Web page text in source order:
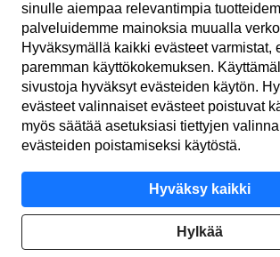
FI
Käyttö­ehdot
Yksityisyys­käytäntö
Evästeet
Saavutettavuus
sinulle aiempaa relevantimpia
palveluidemme mainoksia muualla
Hyväksymällä kaikki evästeet varmistat,
paremman käyttö­kokemuksen.
sivustoja hyväksyt evästeiden käytön.
evästeet valinnaiset evästeet poistuvat
myös säätää asetuksiasi tiettyjen
evästeiden poistamiseksi käytöstä.
Hyväksy kaikki
Hylkää